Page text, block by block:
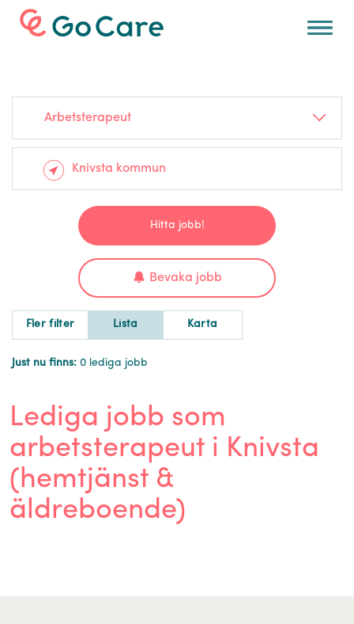
För arbetsgivare
Arbetsterapeut
Hitta jobb!
Bevaka jobb
Fler filter Lista Karta
Just nu finns: 0 lediga jobb
Lediga jobb som
arbetsterapeut i Knivsta
(hemtjänst &
äldreboende)